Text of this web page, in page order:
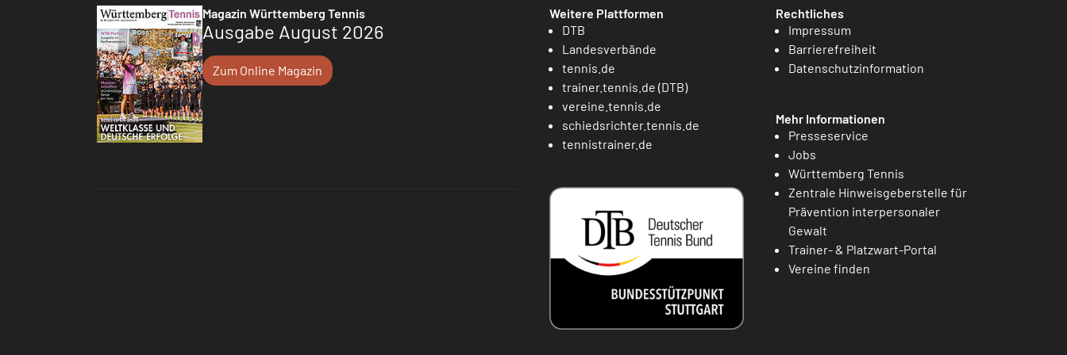
Magazin Württemberg Tennis
Ausgabe August 2026
Zum Online Magazin
Weitere Plattformen
DTB
Landesverbände
tennis.de
trainer.tennis.de (DTB)
vereine.tennis.de
schiedsrichter.tennis.de
tennistrainer.de
Rechtliches
Impressum
Barrierefreiheit
Datenschutzinformation
Mehr Informationen
Presseservice
Jobs
Württemberg Tennis
Zentrale Hinweisgeberstelle für
Prävention interpersonaler
Gewalt
Trainer- & Platzwart-Portal
Vereine finden